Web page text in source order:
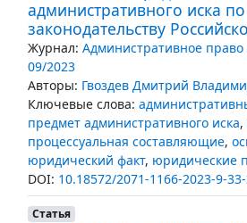
административного иска по
законодательству
Журнал: Административное
09/2023
Авторы: Гвоздев Дмитрий
Ключевые слова:
предмет административного иска,
процессуальная составляющие,
юридический факт, юридические
DOI: 10.18572/2071-1166-2023-9-
Статья